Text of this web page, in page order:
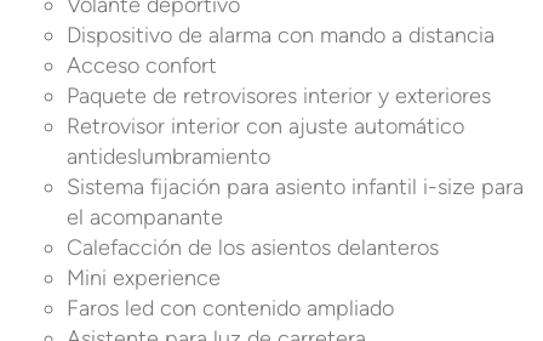
Dispositivo de alarma con mando a distancia
Acceso confort
Paquete de retrovisores interior y exteriores
Retrovisor interior con ajuste automático
antideslumbramiento
Sistema fijación para asiento infantil i-size para
el acompanante
Calefacción de los asientos delanteros
Mini experience
Faros led con contenido ampliado